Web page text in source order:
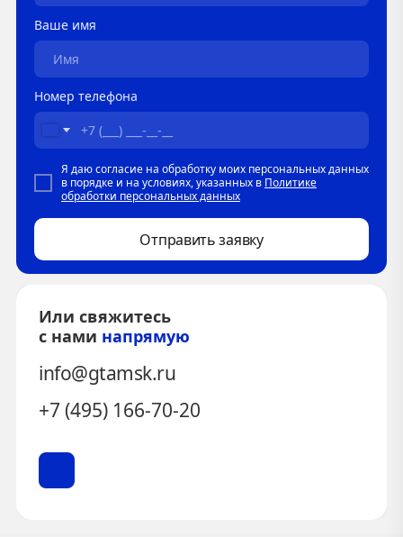
Ваше имя
Номер телефона
Я даю согласие на обработку моих персональных данных
в порядке и на условиях, указанных в Политике
обработки персональных данных
Отправить заявку
Или свяжитесь
с нами напрямую
info@gtamsk.ru
+7 (495) 166-70-20